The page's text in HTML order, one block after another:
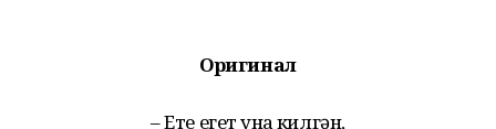
Оригинал
– Ете егет ҡунаҡ килгән,